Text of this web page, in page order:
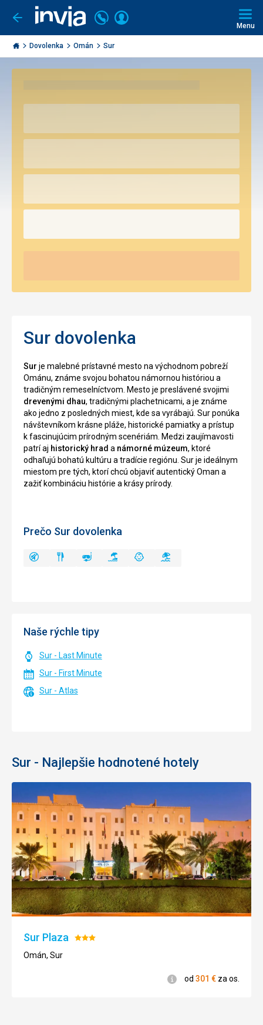
Ísť
späť
Invia.sk
Volajte
+421
2
3221
0491
Prihlásiť
Menu
Dovolenka Omán Sur
Sur dovolenka
Sur je malebné prístavné mesto na východnom pobreží
Ománu, známe svojou bohatou námornou históriou a
tradičným remeselníctvom. Mesto je preslávené svojimi
drevenými dhau, tradičnými plachetnicami, a je známe
ako jedno z posledných miest, kde sa vyrábajú. Sur ponúka
návštevníkom krásne pláže, historické pamiatky a prístup
k fascinujúcim prírodným scenériám. Medzi zaujímavosti
patrí aj historický hrad a námorné múzeum, ktoré
odhaľujú bohatú kultúru a tradície regiónu. Sur je ideálnym
miestom pre tých, ktorí chcú objaviť autentický Oman a
zažiť kombináciu histórie a krásy prírody.
Prečo Sur dovolenka
Naše rýchle tipy
Sur - Last Minute
Sur - First Minute
Sur - Atlas
Sur - Najlepšie hodnotené hotely
Sur Plaza Hodnotenie:
Omán, Sur
Informácie
od 301 € za os.